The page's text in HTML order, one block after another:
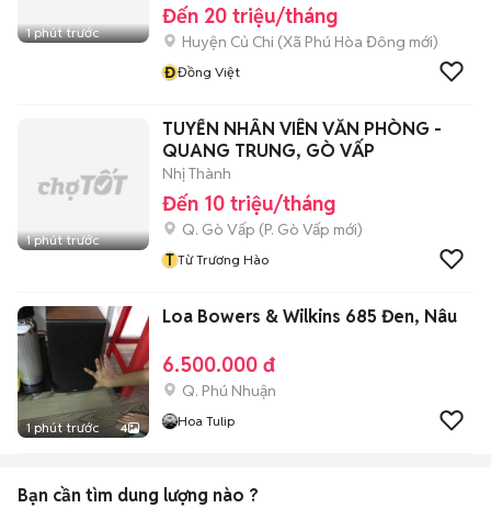
1 phút trước
Đến 20 triệu/tháng
Huyện Củ Chi (Xã Phú Hòa Đông mới)
ĐĐồng Việt
1 phút trước
TUYỂN NHÂN VIÊN VĂN PHÒNG -
QUANG TRUNG, GÒ VẤP
Nhị Thành
Đến 10 triệu/tháng
Q. Gò Vấp (P. Gò Vấp mới)
T Từ Trương Hào
1 phút trước 4
Loa Bowers & Wilkins 685 Đen, Nâu
6.500.000 đ
Q. Phú Nhuận
Hoa Tulip
Bạn cần tìm dung lượng nào ?